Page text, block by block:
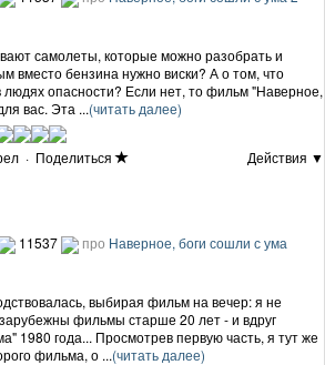
самолеты, которые можно разобрать и
вместо бензина нужно виски? А о том, что
опасности? Если нет, то фильм "Наверное,
вас. Эта ...(читать далее)
· Поделиться
Действия ▼
11537 про Наверное, боги сошли с ума
выбирая фильм на вечер: я не
фильмы старше 20 лет - и вдруг
1980 года... Просмотрев первую часть, я тут же
фильма, о ...(читать далее)